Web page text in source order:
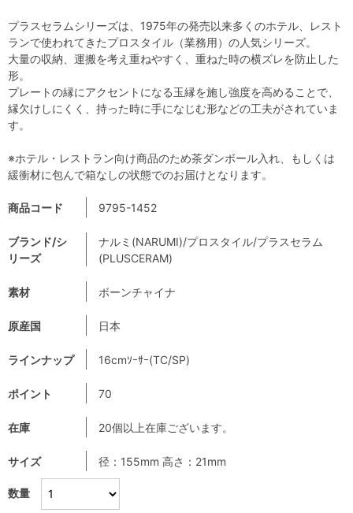
数量
商品コード 9795-1452
ブランド/シ
リーズ
ナルミ(NARUMI)/プロスタイル/プラスセラム
(PLUSCERAM)
素材 ボーンチャイナ
原産国 日本
ラインナップ 16cmｿｰｻｰ(TC/SP)
ポイント 70
在庫 20個以上在庫ございます。
サイズ 径：155mm 高さ：21mm
プラスセラムシリーズは、1975年の発売以来多くのホテル、レスト
ランで使われてきたプロスタイル（業務用）の人気シリーズ。
大量の収納、運搬を考え重ねやすく、重ねた時の横ズレを防止した
形。
プレートの縁にアクセントになる玉縁を施し強度を高めることで、
縁欠けしにくく、持った時に手になじむ形などの工夫がされていま
す。
※ホテル・レストラン向け商品のため茶ダンボール入れ、もしくは
緩衝材に包んで箱なしの状態でのお届けとなります。